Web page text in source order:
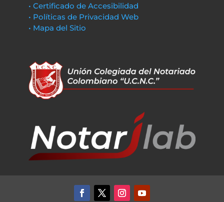
• Certificado de Accesibilidad
• Políticas de Privacidad Web
• Mapa del Sitio